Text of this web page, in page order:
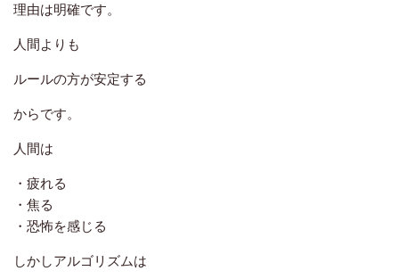
理由は明確です。
人間よりも
ルールの方が安定する
からです。
人間は
・疲れる
・焦る
・恐怖を感じる
しかしアルゴリズムは